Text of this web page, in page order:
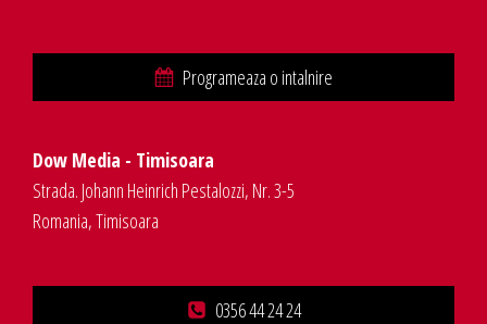
Programeaza o intalnire
Dow Media - Timisoara
Strada. Johann Heinrich Pestalozzi, Nr. 3-5
Romania, Timisoara
0356 44 24 24